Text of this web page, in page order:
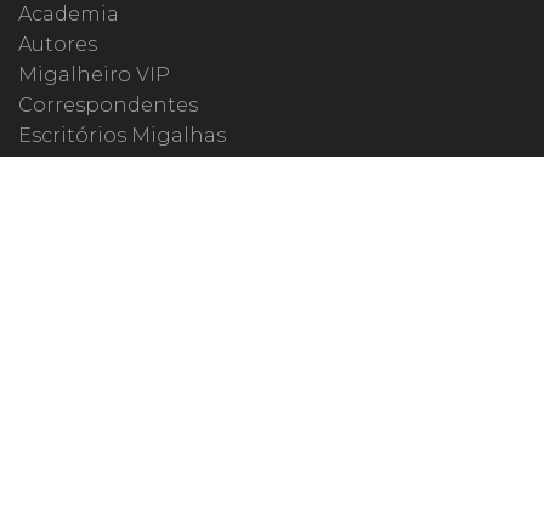
Academia
Autores
Migalheiro VIP
Correspondentes
Escritórios Migalhas